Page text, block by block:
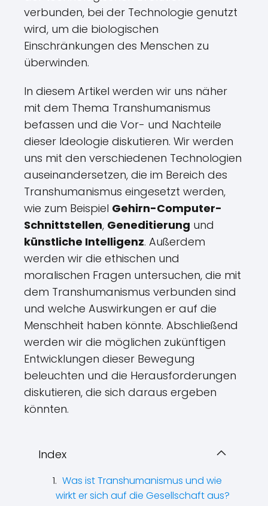
verbunden, bei der Technologie genutzt
wird, um die biologischen
Einschränkungen des Menschen zu
überwinden.
In diesem Artikel werden wir uns näher
mit dem Thema Transhumanismus
befassen und die Vor- und Nachteile
dieser Ideologie diskutieren. Wir werden
uns mit den verschiedenen Technologien
auseinandersetzen, die im Bereich des
Transhumanismus eingesetzt werden,
wie zum Beispiel Gehirn-Computer-
Schnittstellen, Geneditierung und
künstliche Intelligenz. Außerdem
werden wir die ethischen und
moralischen Fragen untersuchen, die mit
dem Transhumanismus verbunden sind
und welche Auswirkungen er auf die
Menschheit haben könnte. Abschließend
werden wir die möglichen zukünftigen
Entwicklungen dieser Bewegung
beleuchten und die Herausforderungen
diskutieren, die sich daraus ergeben
könnten.
Index
Was ist Transhumanismus und wie
wirkt er sich auf die Gesellschaft aus?